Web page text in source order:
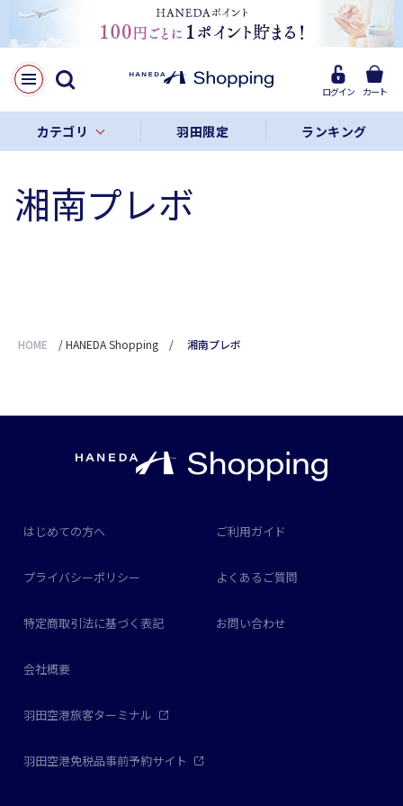
ログイン カート
カテゴリ 羽田限定 ランキング
湘南プレボ
HOME /HANEDA Shopping / 湘南プレボ
はじめての方へ ご利用ガイド
プライバシーポリシー よくあるご質問
特定商取引法に基づく表記 お問い合わせ
会社概要
羽田空港旅客ターミナル
羽田空港免税品事前予約サイト